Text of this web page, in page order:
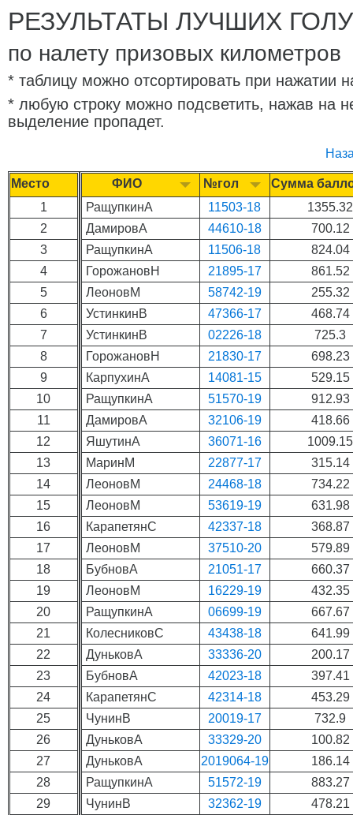
РЕЗУЛЬТАТЫ ЛУЧШИХ
по налету призовых километров
* таблицу можно отсортировать при нажатии
* любую строку можно подсветить, нажав на
выделение пропадет.
Место
1
2
3
4
5
6
7
8
9
10
11
12
13
14
15
16
17
18
19
20
21
22
23
24
25
26
27
28
29
ФИО №гол
Сумма
РащупкинА
11503-18
1355.32
ДамировА
44610-18
700.12
РащупкинА
11506-18
824.04
ГорожановН
21895-17
861.52
ЛеоновМ
58742-19
255.32
УстинкинВ
47366-17
468.74
УстинкинВ
02226-18
725.3
ГорожановН
21830-17
698.23
КарпухинА
14081-15
529.15
РащупкинА
51570-19
912.93
ДамировА
32106-19
418.66
ЯшутинА
36071-16
1009.15
МаринМ
22877-17
315.14
ЛеоновМ
24468-18
734.22
ЛеоновМ
53619-19
631.98
КарапетянС
42337-18
368.87
ЛеоновМ
37510-20
579.89
БубновА
21051-17
660.37
ЛеоновМ
16229-19
432.35
РащупкинА
06699-19
667.67
КолесниковС
43438-18
641.99
ДуньковА
33336-20
200.17
БубновА
42023-18
397.41
КарапетянС
42314-18
453.29
ЧунинВ
20019-17
732.9
ДуньковА
33329-20
100.82
ДуньковА
2019064-19
186.14
РащупкинА
51572-19
883.27
ЧунинВ
32362-19
478.21